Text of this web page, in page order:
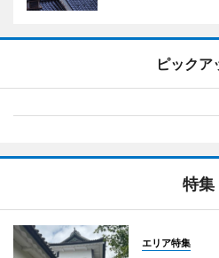
ピックア
特集
エリア特集